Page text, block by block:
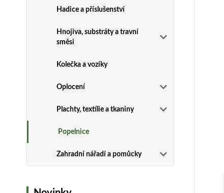
Hadice a příslušenství
Hnojiva, substráty a travní
směsi
Kolečka a vozíky
Oplocení
Plachty, textílie a tkaniny
Popelnice
Zahradní nářadí a pomůcky